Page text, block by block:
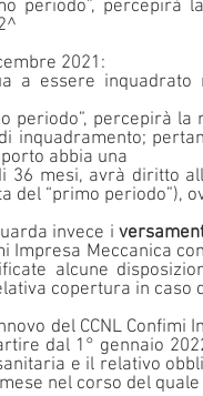
2021:
inquadramento;
abbia una
del “primo periodo”),
invece i
Impresa Meccanica
alcune
copertura in caso
del CCNL
dal 1° gennaio
e il relativo
nel corso del quale